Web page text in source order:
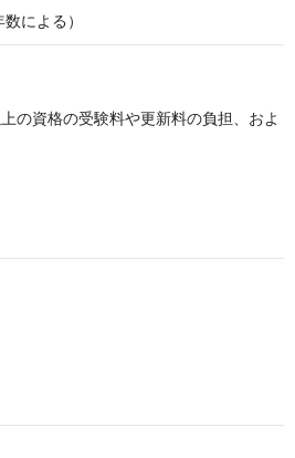
による）
の資格の受験料や更新料の負担、およ